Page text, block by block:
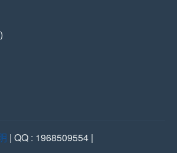
| QQ : 1968509554 |